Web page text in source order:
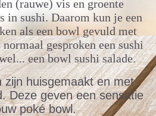
(rauwe) vis en groente
in sushi. Daarom kun je een
als een bowl gevuld met
gesproken een sushi
een bowl sushi salade.
zijn huisgemaakt en met
Deze geven een sensatie
poké bowl.